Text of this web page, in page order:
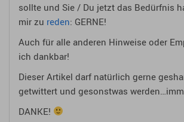
sollte und Sie / Du jetzt das Bedürfnis
mir zu reden: GERNE!
Auch für alle anderen Hinweise oder
ich dankbar!
Dieser Artikel darf natürlich gerne
getwittert und gesonstwas
DANKE!